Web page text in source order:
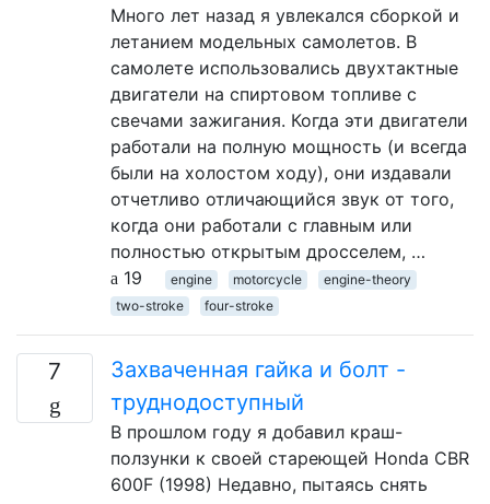
Много лет назад я увлекался сборкой и
летанием модельных самолетов. В
самолете использовались двухтактные
двигатели на спиртовом топливе с
свечами зажигания. Когда эти двигатели
работали на полную мощность (и всегда
были на холостом ходу), они издавали
отчетливо отличающийся звук от того,
когда они работали с главным или
полностью открытым дросселем, …
19
engine motorcycle
engine-theory
two-stroke
four-stroke
7
Захваченная гайка и болт -
труднодоступный
В прошлом году я добавил краш-
ползунки к своей стареющей Honda CBR
600F (1998) Недавно, пытаясь снять